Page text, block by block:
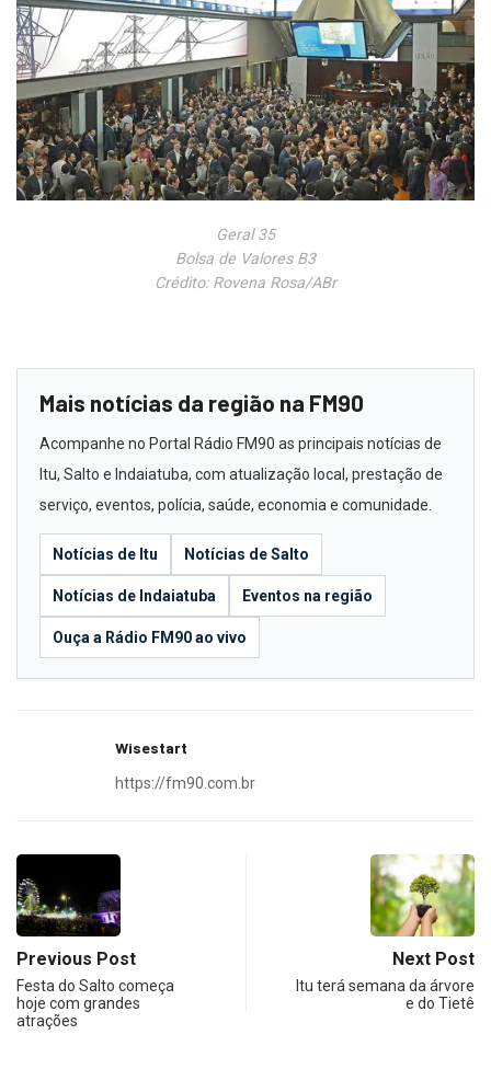
Geral 35
Bolsa de Valores B3
Crédito: Rovena Rosa/ABr
Mais notícias da região na FM90
Acompanhe no Portal Rádio FM90 as principais notícias de
Itu, Salto e Indaiatuba, com atualização local, prestação de
serviço, eventos, polícia, saúde, economia e comunidade.
Notícias de Itu Notícias de Salto
Notícias de Indaiatuba Eventos na região
Ouça a Rádio FM90 ao vivo
Wisestart
https://fm90.com.br
Previous Post
Festa do Salto começa
hoje com grandes
atrações
Next Post
Itu terá semana da árvore
e do Tietê